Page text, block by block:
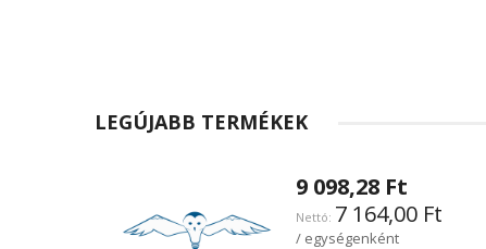
LEGÚJABB TERMÉKEK
9 098,28 Ft
7 164,00 Ft
/ egységenként